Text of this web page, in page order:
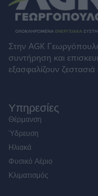
Στην ΑGK
συντήρηση και
εξασφαλίζουν
Υπηρεσίες
Θέρμανση
Ύδρευση
Ηλιακά
Φυσικό Αέριο
Κλιματισμός